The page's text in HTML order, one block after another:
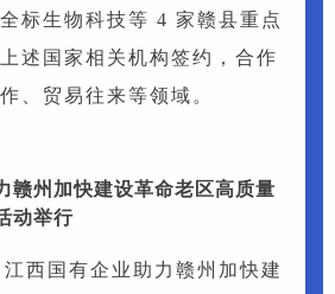
标生物科技等 4 家赣县重点
述国家相关机构签约，合作
、贸易往来等领域。
赣州加快建设革命老区高质量
动举行
西国有企业助力赣州加快建